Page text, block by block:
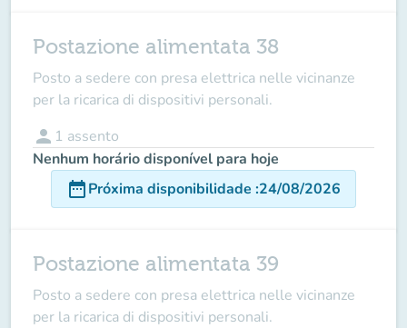
Postazione alimentata 38
Posto a sedere con presa elettrica nelle vicinanze
per la ricarica di dispositivi personali.
person 1 assento
Nenhum horário disponível para hoje
date_rangePróxima disponibilidade :24/08/2026
Postazione alimentata 39
Posto a sedere con presa elettrica nelle vicinanze
per la ricarica di dispositivi personali.